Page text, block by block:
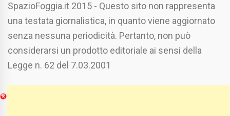
SpazioFoggia.it 2015 - Questo sito non rappresenta
una testata giornalistica, in quanto viene aggiornato
senza nessuna periodicità. Pertanto, non può
considerarsi un prodotto editoriale ai sensi della
Legge n. 62 del 7.03.2001
Chi Siamo